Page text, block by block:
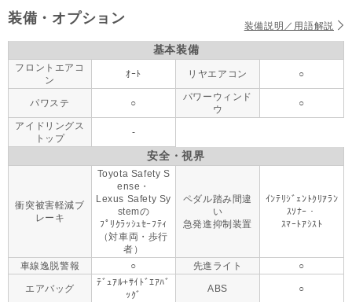
装備・オプション 装備説明／用語解説
基本装備
フロントエアコ
ン
ｵｰﾄ リヤエアコン ○
パワステ ○
パワーウィンド
ウ
○
アイドリングス
トップ
-
安全・視界
衝突被害軽減ブ
レーキ
Toyota Safety S
ense・
Lexus Safety Sy
stemの
ﾌﾟﾘｸﾗｯｼｭｾｰﾌﾃｨ
（対車両・歩行
者）
ペダル踏み間違
い
急発進抑制装置
ｲﾝﾃﾘｼﾞｪﾝﾄｸﾘｱﾗﾝ
ｽｿﾅｰ・
ｽﾏｰﾄｱｼｽﾄ
車線逸脱警報 ○ 先進ライト ○
エアバッグ
ﾃﾞｭｱﾙ+ｻｲﾄﾞｴｱﾊﾞ
ｯｸﾞ
ABS ○